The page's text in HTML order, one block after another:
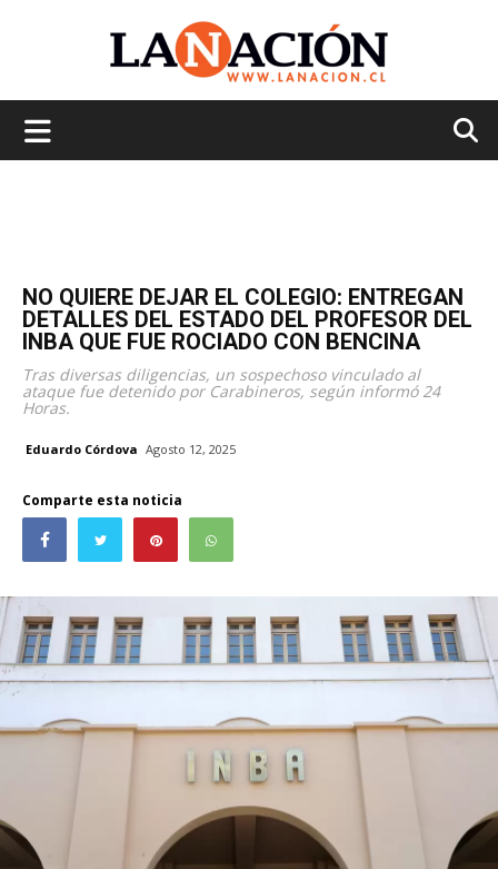
NO QUIERE DEJAR EL COLEGIO: ENTREGAN
DETALLES DEL ESTADO DEL PROFESOR DEL
INBA QUE FUE ROCIADO CON BENCINA
Tras diversas diligencias, un sospechoso vinculado al
ataque fue detenido por Carabineros, según informó 24
Horas.
Eduardo Córdova Agosto 12, 2025
Comparte esta noticia